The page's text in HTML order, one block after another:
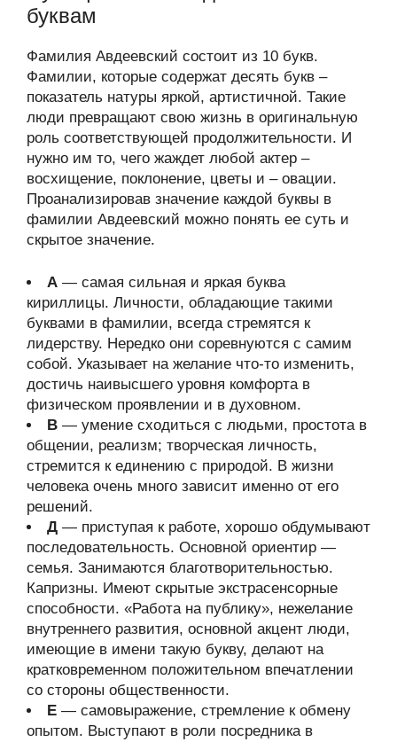
буквам
Фамилия Авдеевский состоит из 10 букв.
Фамилии, которые содержат десять букв –
показатель натуры яркой, артистичной. Такие
люди превращают свою жизнь в оригинальную
роль соответствующей продолжительности. И
нужно им то, чего жаждет любой актер –
восхищение, поклонение, цветы и – овации.
Проанализировав значение каждой буквы в
фамилии Авдеевский можно понять ее суть и
скрытое значение.
А — самая сильная и яркая буква
кириллицы. Личности, обладающие такими
буквами в фамилии, всегда стремятся к
лидерству. Нередко они соревнуются с самим
собой. Указывает на желание что-то изменить,
достичь наивысшего уровня комфорта в
физическом проявлении и в духовном.
В — умение сходиться с людьми, простота в
общении, реализм; творческая личность,
стремится к единению с природой. В жизни
человека очень много зависит именно от его
решений.
Д — приступая к работе, хорошо обдумывают
последовательность. Основной ориентир —
семья. Занимаются благотворительностью.
Капризны. Имеют скрытые экстрасенсорные
способности. «Работа на публику», нежелание
внутреннего развития, основной акцент люди,
имеющие в имени такую букву, делают на
кратковременном положительном впечатлении
со стороны общественности.
Е — самовыражение, стремление к обмену
опытом. Выступают в роли посредника в